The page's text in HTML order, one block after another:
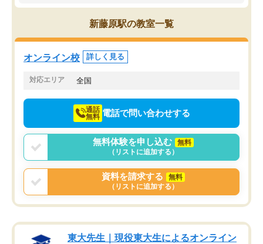
思っていました。何が今足りないのか
を的確に指導いただき、子どももびっ
くりするほど楽しんでやる気を持って
塾を受けています。狙い通り、少しず
つ成績も上がり、苦手意識も無くなっ
てきたので、さらに苦手な数学も追加
でお願いしました。来年の高校受験に
スト、多少お金がかかっ
新藤原駅の教室一覧
オンライン校 詳しく見る
対応エリア 全国
通話
無料 電話で問い合わせする
無料体験を申し込む
無料
（リストに追加する）
資料を請求する
無料
（リストに追加する）
東大先生｜現役東大生によるオンライン